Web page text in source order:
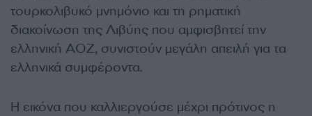
τουρκολιβυκό μνημόνιο και τη ρηματική
διακοίνωση της Λιβύης που αμφισβητεί την
ελληνική ΑΟΖ, συνιστούν μεγάλη απειλή για τα
ελληνικά συμφέροντα.
Η εικόνα που καλλιεργούσε μέχρι πρότινος η